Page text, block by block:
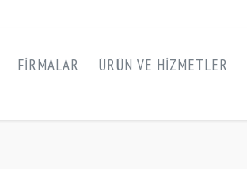
FIRMALAR ÜRÜN VE HIZMETLER